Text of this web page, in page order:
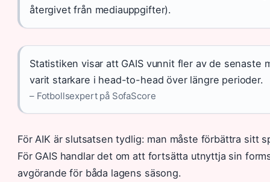
återgivet från mediauppgifter).
Statistiken visar att GAIS vunnit fler av de senaste
varit starkare i head-to-head över längre perioder.
– Fotbollsexpert på SofaScore
För AIK är slutsatsen tydlig: man måste förbättra sitt
För GAIS handlar det om att fortsätta utnyttja sin
avgörande för båda lagens säsong.